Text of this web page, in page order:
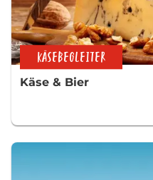
KÄSEBEGLEITER
Käse & Bier